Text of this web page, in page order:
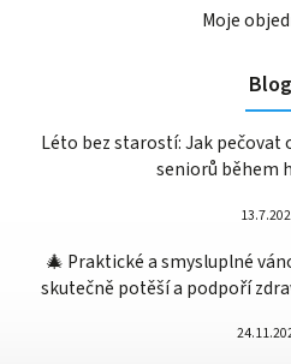
Moje
Blog
Léto bez starostí: Jak pečovat
seniorů během
🎄 Praktické a smysluplné
skutečně potěší a podpoří